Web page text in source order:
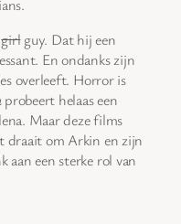
girlguy. Dat hij een
En ondanks zijn
overleeft. Horror is
probeert helaas een
Maar deze films
draait om Arkin en zijn
een sterke rol van